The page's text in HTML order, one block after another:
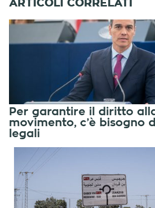
Per garantire il diritto
movimento, c’è bisogno
legali